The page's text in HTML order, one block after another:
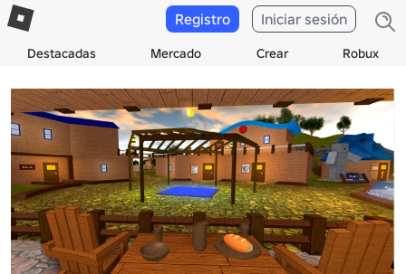
Destacadas Mercado Crear Robux
Registro Iniciar sesión